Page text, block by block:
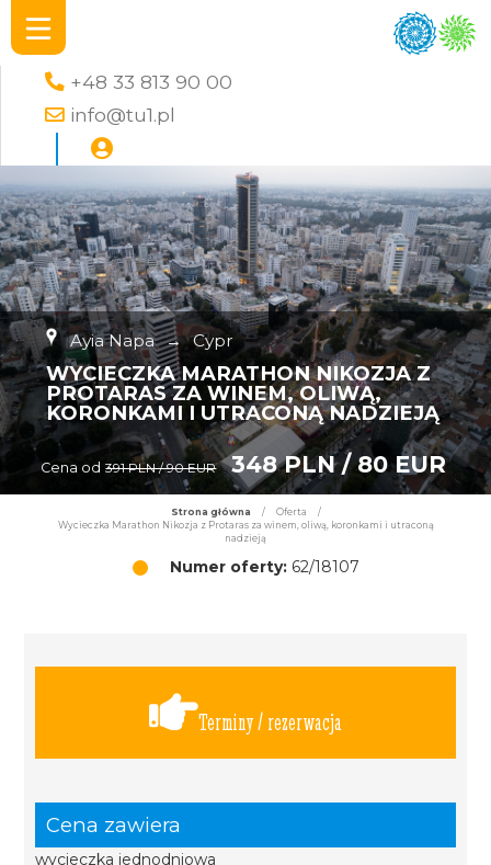
+48 33 813 90 00
info@tu1.pl
Ayia Napa → Cypr
WYCIECZKA MARATHON NIKOZJA Z
PROTARAS ZA WINEM, OLIWĄ,
KORONKAMI I UTRACONĄ NADZIEJĄ
Cena od 391 PLN / 90 EUR 348 PLN / 80 EUR
Strona główna / Oferta
/
Wycieczka Marathon Nikozja z Protaras za winem, oliwą, koronkami i utraconą
nadzieją
Numer oferty:62/18107
Terminy / rezerwacja
Cena zawiera
wycieczka jednodniowa